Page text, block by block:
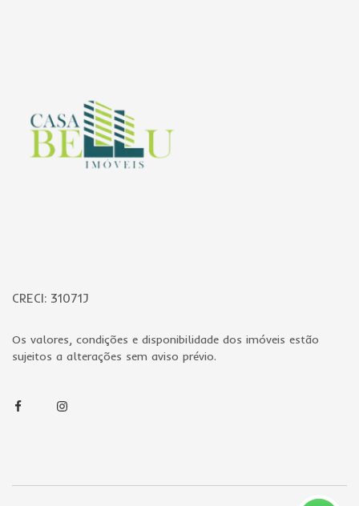
CRECI: 31071J
Os valores, condições e disponibilidade dos imóveis estão
sujeitos a alterações sem aviso prévio.
FacebookInstagram